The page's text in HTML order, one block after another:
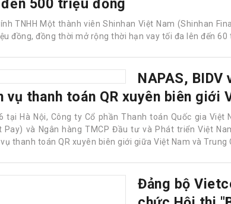
Shinhan
500 triệu đồng
đồng, đồng thời mở rộng thời hạn vay tối đa lên đến 60
NAPAS,
vụ thanh toán QR xuyên biên giới
vụ thanh toán QR xuyên biên giới giữa Việt Nam và Trung